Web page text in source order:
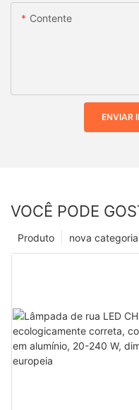
Contente
ENVIAR
VOCÊ PODE
nova categoria
Produto